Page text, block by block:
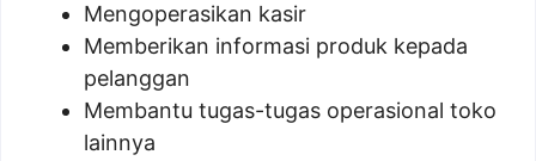
Mengoperasikan kasir
Memberikan informasi produk kepada
pelanggan
Membantu tugas-tugas operasional toko
lainnya